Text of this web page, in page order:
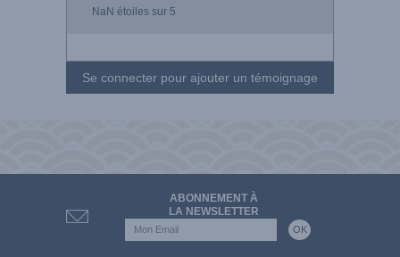
NaN étoiles sur 5
Se connecter pour ajouter un témoignage
ABONNEMENT À
LA NEWSLETTER